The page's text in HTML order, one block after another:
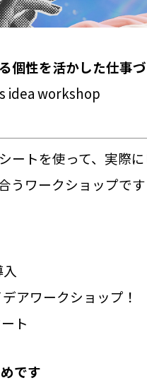
個性を活かした仕事
idea workshop
ートを使って、実際
うワークショップです
アワークショップ！
ト
です